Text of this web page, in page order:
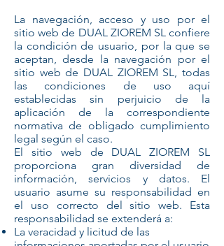
La navegación, acceso y uso por el
sitio web de DUAL ZIOREM SL confiere
la condición de usuario, por la que se
aceptan, desde la navegación por el
sitio web de DUAL ZIOREM SL, todas
las condiciones de uso aquí
establecidas sin perjuicio de la
aplicación de la correspondiente
normativa de obligado cumplimiento
legal según el caso.
El sitio web de DUAL ZIOREM SL
proporciona gran diversidad de
información, servicios y datos. El
usuario asume su responsabilidad en
el uso correcto del sitio web. Esta
responsabilidad se extenderá a:
La veracidad y licitud de las